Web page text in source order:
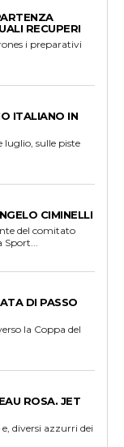
RECUPERI
i preparativi
ITALIANO IN
luglio, sulle piste
CIMINELLI
del comitato
Sport...
DI PASSO
la Coppa del
ROSA. JET
diversi azzurri dei